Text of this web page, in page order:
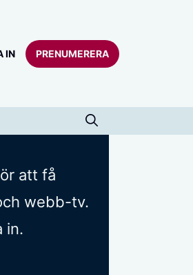
IN PRENUMERERA
att få
webb-tv.
in.